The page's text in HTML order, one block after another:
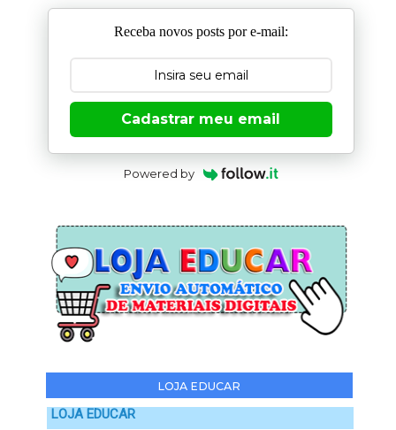
Receba novos posts por e-mail:
Cadastrar meu email
Powered by
LOJA EDUCAR
LOJA EDUCAR